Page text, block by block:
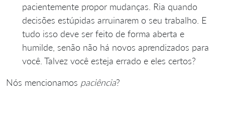
pacientemente propor mudanças. Ria quando
decisões estúpidas arruinarem o seu trabalho. E
tudo isso deve ser feito de forma aberta e
humilde, senão não há novos aprendizados para
você. Talvez você esteja errado e eles certos?
Nós mencionamos paciência?